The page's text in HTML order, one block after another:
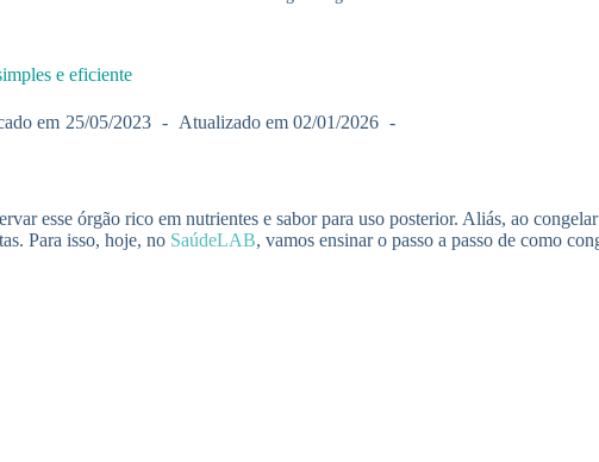
e eficiente
em 25/05/2023 Atualizado em 02/01/2026
esse órgão rico em nutrientes e sabor para uso posterior. Aliás, ao
Para isso, hoje, no SaúdeLAB, vamos ensinar o passo a passo de como